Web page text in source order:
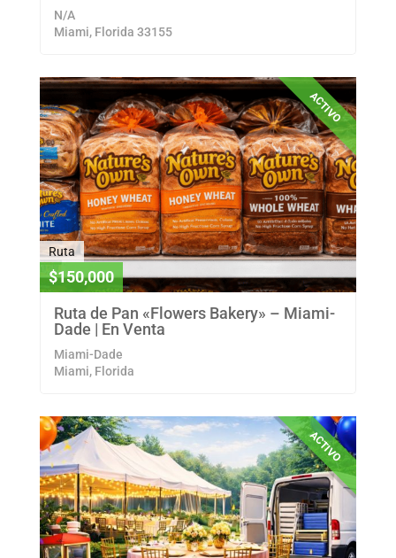
N/A
Miami, Florida 33155
ACTIVO
Ruta
$150,000
Ruta de Pan «Flowers Bakery» – Miami-
Dade | En Venta
Miami-Dade
Miami, Florida
ACTIVO